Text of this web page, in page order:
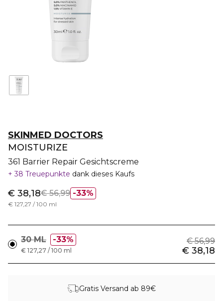
SKINMED DOCTORS
MOISTURIZE
361 Barrier Repair Gesichtscreme
38 Treuepunkte dank dieses Kaufs
33%
€ 38,18€ 56,99
€ 127,27 / 100 ml
30 ML 33% € 56,99
€ 38,18
€ 127,27 / 100 ml
Gratis Versand ab 89€